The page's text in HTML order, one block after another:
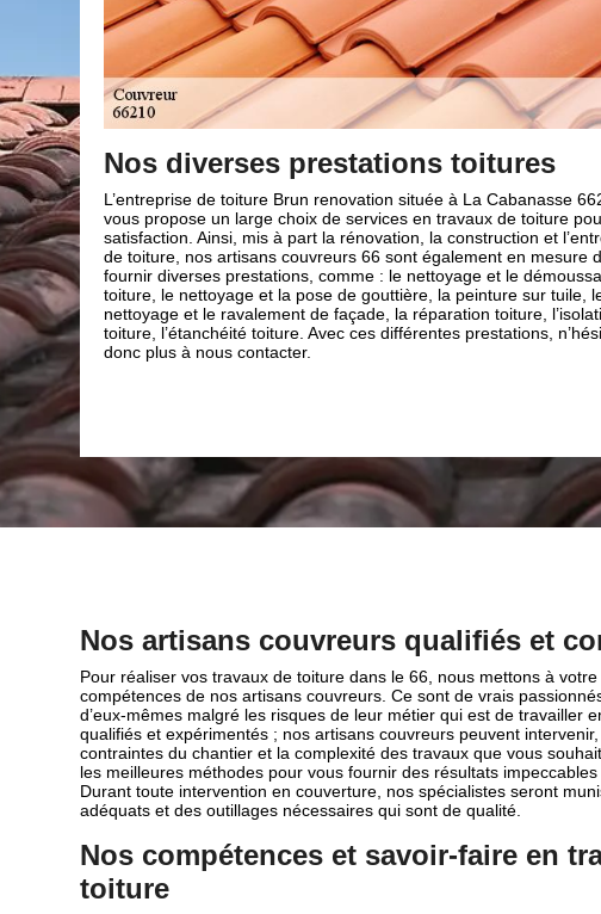
66210
pour votre
de
de
le
n’hésitez
La réparation de toiture avec Brun
renovation
Vous avez des problèmes de fuite d’eau sur votre toit ? Si vous
dans le 66, n’hésitez pas à contacter Brun renovation. Nous
intervenir à tout moment et dans l’immédiat pour résoudre vos
problèmes d’infiltration d’eau, de tuiles cassées et autre. Nous
réaliserons un diagnostic avant d’entreprendre les travaux, pour
déterminer si une simple réparation suffit ou s’il faut réaliser une
réfection partielle de la toiture. Nos artisans couvreurs se mettent à
votre service quelle que soit l’envergure et l’ampleur de vos
Nos artisans couvreurs qualifiés et
Pour réaliser vos travaux de toiture dans le 66, nous mettons à
compétences de nos artisans couvreurs. Ce sont de vrais
d’eux-mêmes malgré les risques de leur métier qui est de travailler
qualifiés et expérimentés ; nos artisans couvreurs peuvent intervenir,
contraintes du chantier et la complexité des travaux que vous
les meilleures méthodes pour vous fournir des résultats
Durant toute intervention en couverture, nos spécialistes seront
adéquats et des outillages nécessaires qui sont de qualité.
Nos compétences et savoir-faire en
toiture